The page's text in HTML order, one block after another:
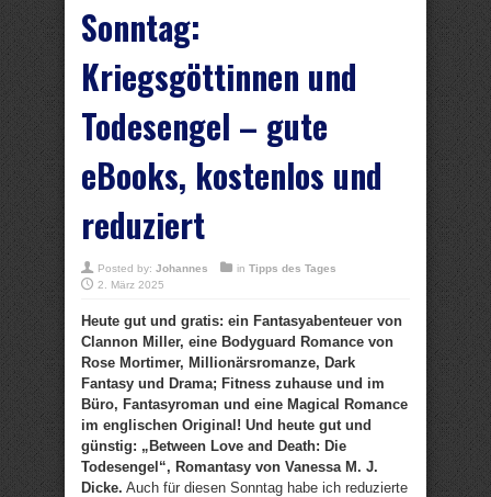
Sonntag:
Kriegsgöttinnen und
Todesengel – gute
eBooks, kostenlos und
reduziert
Posted by: Johannes in Tipps des Tages
2. März 2025
Heute gut und gratis: ein Fantasyabenteuer von
Clannon Miller, eine Bodyguard Romance von
Rose Mortimer, Millionärsromanze, Dark
Fantasy und Drama; Fitness zuhause und im
Büro, Fantasyroman und eine Magical Romance
im englischen Original! Und heute gut und
günstig: „Between Love and Death: Die
Todesengel“, Romantasy von Vanessa M. J.
Dicke. Auch für diesen Sonntag habe ich reduzierte